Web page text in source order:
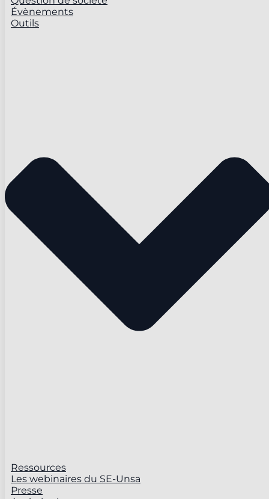
Évènements
Outils
Ressources
Les webinaires du SE-Unsa
Presse